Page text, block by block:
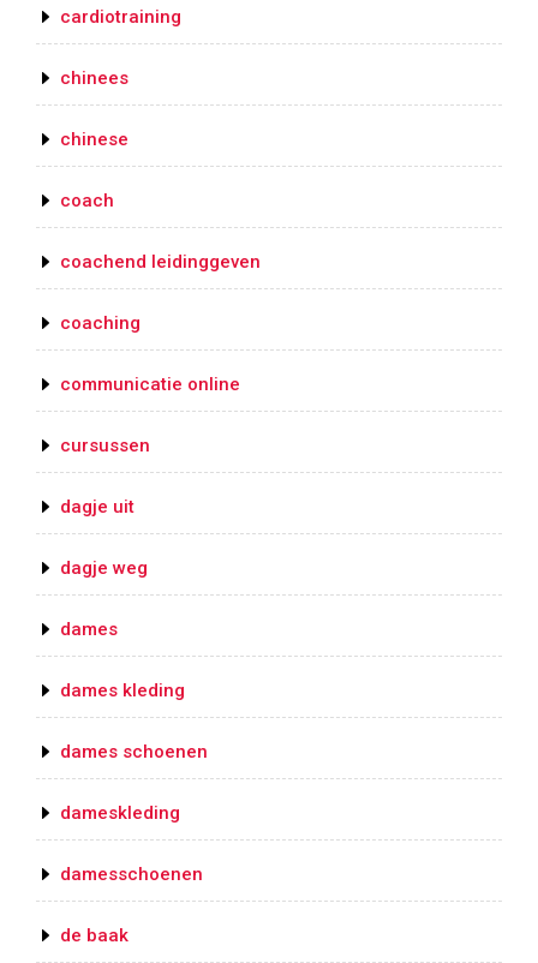
cardiotraining
chinees
chinese
coach
coachend leidinggeven
coaching
communicatie online
cursussen
dagje uit
dagje weg
dames
dames kleding
dames schoenen
dameskleding
damesschoenen
de baak